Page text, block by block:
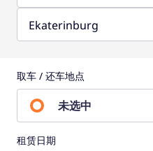
Ekaterinburg
取车 / 还车地点
未选中
租赁日期